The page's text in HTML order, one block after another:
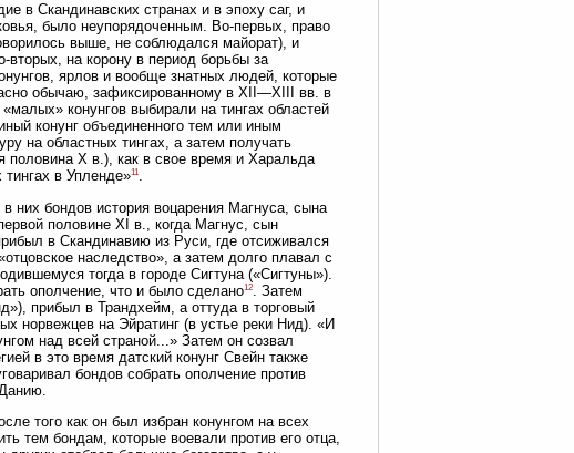
в Скандинавских странах и в эпоху саг, и
было неупорядоченным. Во-первых, право
выше, не соблюдался майорат), и
на корону в период борьбы за
ярлов и вообще знатных людей, которые
обычаю, зафиксированному в XII—XIII вв. в
конунгов выбирали на тингах областей
конунг объединенного тем или иным
на областных тингах, а затем получать
половина X в.), как в свое время и Харальда
тингах в Упленде»11.
них бондов история воцарения Магнуса, сына
половине XI в., когда Магнус, сын
в Скандинавию из Руси, где отсиживался
наследство», а затем долго плавал с
тогда в городе Сигтуна («Сигтуны»).
ополчение, что и было сделано12
. Затем
прибыл в Трандхейм, а оттуда в торговый
норвежцев на Эйратинг (в устье реки Нид). «И
над всей страной...» Затем он созвал
в это время датский конунг Свейн также
бондов собрать ополчение против
того как он был избран конунгом на всех
тем бондам, которые воевали против его отца,